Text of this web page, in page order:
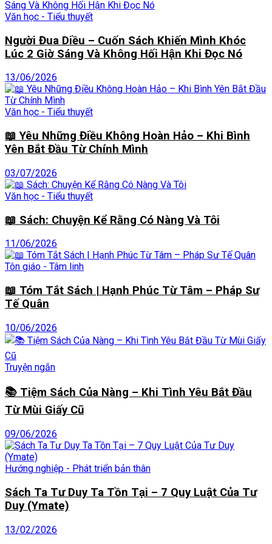
Văn học - Tiểu thuyết
Người Đua Diều – Cuốn Sách Khiến Mình Khóc
Lúc 2 Giờ Sáng Và Không Hối Hận Khi Đọc Nó
13/06/2026
Văn học - Tiểu thuyết
📖 Yêu Những Điều Không Hoàn Hảo – Khi Bình
Yên Bắt Đầu Từ Chính Mình
03/07/2026
Văn học - Tiểu thuyết
📖 Sách: Chuyện Kể Rằng Có Nàng Và Tôi
11/06/2026
Tôn giáo - Tâm linh
📖 Tóm Tắt Sách | Hạnh Phúc Từ Tâm – Pháp Sư
Tế Quân
10/06/2026
Truyện ngắn
📚 Tiệm Sách Của Nàng – Khi Tình Yêu Bắt Đầu
Từ Mùi Giấy Cũ
09/06/2026
Hướng nghiệp - Phát triển bản thân
Sách Ta Tư Duy Ta Tồn Tại – 7 Quy Luật Của Tư
Duy (Ymate)
13/02/2026